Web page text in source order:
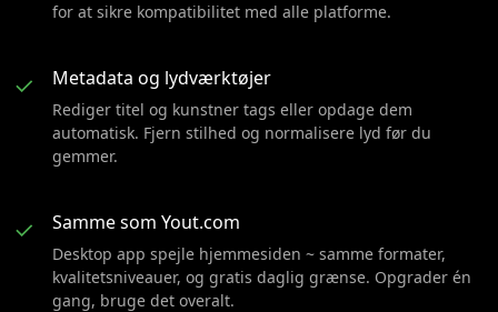
for at sikre kompatibilitet med alle platforme.
✓ Metadata og lydværktøjer
Rediger titel og kunstner tags eller opdage dem
automatisk. Fjern stilhed og normalisere lyd før du
gemmer.
✓ Samme som Yout.com
Desktop app spejle hjemmesiden ~ samme formater,
kvalitetsniveauer, og gratis daglig grænse. Opgrader én
gang, bruge det overalt.